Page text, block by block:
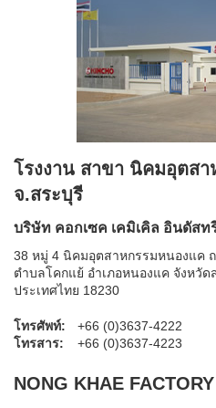
โรงงาน สาขา นิคมอุตส
จ.สระบุรี
บริษัท คอกเซค เคมิเคิล อินดัสท
38 หมู่ 4 นิคมอุตสาหกรรมหนองแค
ตำบลโคกแย้ อำเภอหนองแค จังหวัด
ประเทศไทย 18230
โทรศัพท์:
+66 (0)3637-4222
โทรสาร:
+66 (0)3637-4223
NONG KHAE FACTORY